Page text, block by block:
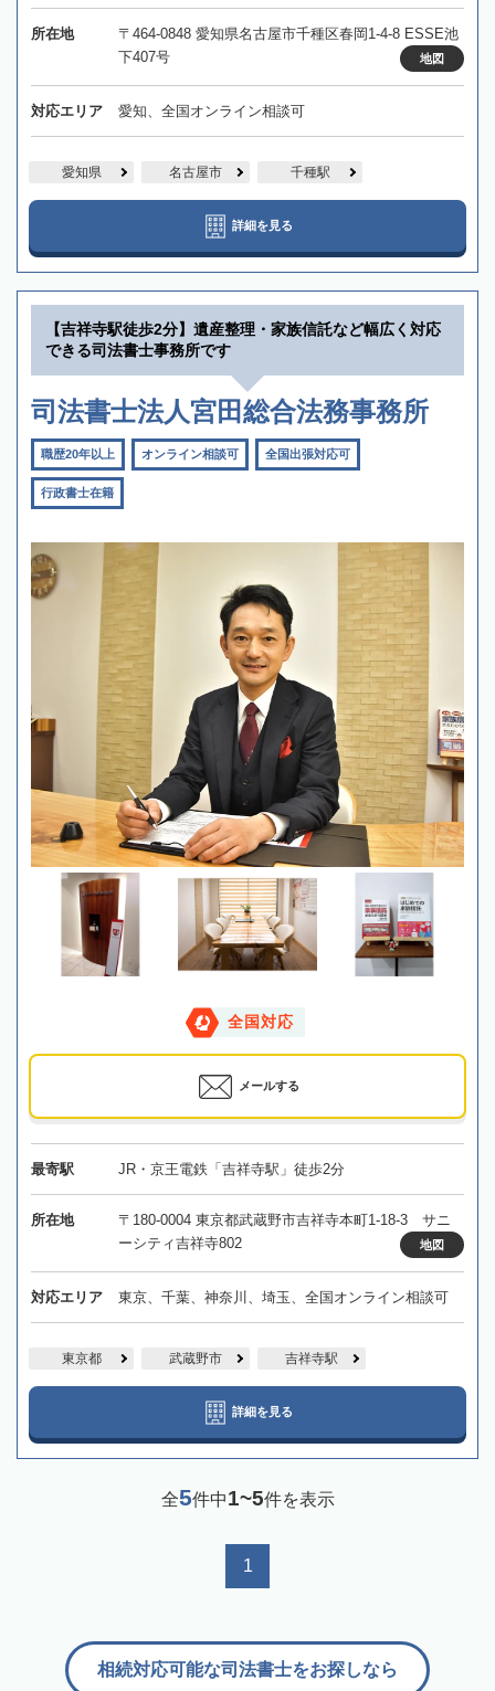
所在地
〒464-0848 愛知県名古屋市千種区春岡1-4-8 ESSE池
下407号
地図
対応エリア 愛知、全国オンライン相談可
愛知県 名古屋市 千種駅
詳細を見る
【吉祥寺駅徒歩2分】遺産整理・家族信託など幅広く対応
できる司法書士事務所です
司法書士法人宮田総合法務事務所
職歴20年以上 オンライン相談可 全国出張対応可
行政書士在籍
全国対応
メールする
最寄駅 JR・京王電鉄「吉祥寺駅」徒歩2分
所在地
〒180-0004 東京都武蔵野市吉祥寺本町1-18-3 サニ
ーシティ吉祥寺802
地図
対応エリア 東京、千葉、神奈川、埼玉、全国オンライン相談可
東京都 武蔵野市 吉祥寺駅
詳細を見る
全5件中1~5件を表示
1
相続対応可能な司法書士をお探しなら